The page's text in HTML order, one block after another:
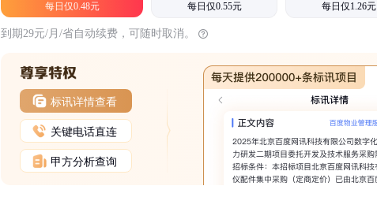
每日仅0.48元 每日仅0.55元 每日仅1.26元
到期29元/月/省自动续费，可随时取消。
标讯详情查看
关键电话直连
甲方分析查询